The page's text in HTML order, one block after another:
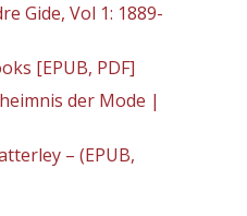
Gide, Vol 1: 1889-
[EPUB, PDF]
der Mode |
– (EPUB,